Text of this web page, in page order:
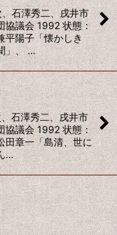
石澤秀二、戌井市
協議会 1992 状態：
陽子「懐かしき
」、 …
石澤秀二、戌井市
協議会 1992 状態：
章一「島清、世に
…